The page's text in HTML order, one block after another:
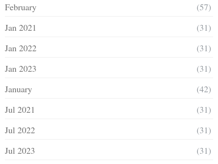
February
(57)
Jan 2021
(31)
Jan 2022
(31)
Jan 2023
(31)
January
(42)
Jul 2021
(31)
Jul 2022
(31)
Jul 2023
(31)